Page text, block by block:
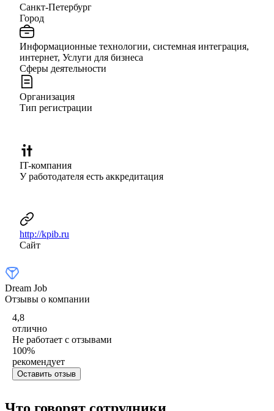
Санкт-Петербург
Город
Информационные технологии, системная интеграция,
интернет, Услуги для бизнеса
Сферы деятельности
Организация
Тип регистрации
IT-компания
У работодателя есть аккредитация
http://kpib.ru
Сайт
Dream Job
Отзывы о компании
4,8
отлично
Не работает с отзывами
100%
рекомендует
Оставить отзыв
Что говорят сотрудники